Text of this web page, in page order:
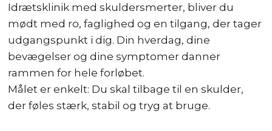
Idrætsklinik med skuldersmerter, bliver du
mødt med ro, faglighed og en tilgang, der tager
udgangspunkt i dig. Din hverdag, dine
bevægelser og dine symptomer danner
rammen for hele forløbet.
Målet er enkelt: Du skal tilbage til en skulder,
der føles stærk, stabil og tryg at bruge.